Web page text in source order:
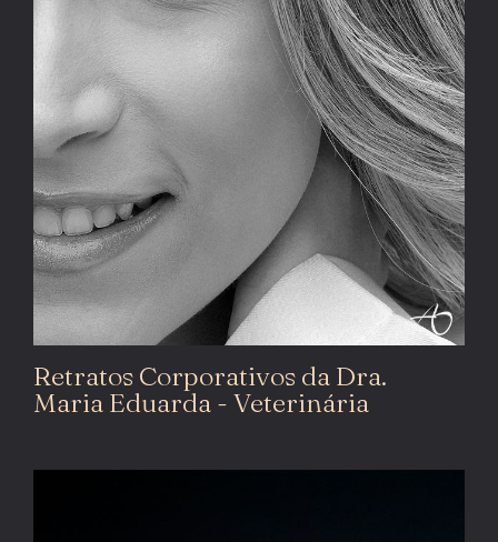
Retratos Corporativos da Dra.
Maria Eduarda - Veterinária